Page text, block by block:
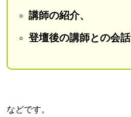
講師の紹介、
登壇後の講師との会話
などです。